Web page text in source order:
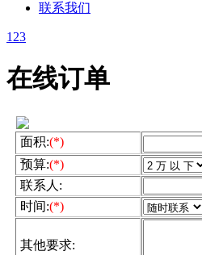
联系我们
1 23
在线订单
面积:(*)
预算:(*)
联系人:
时间:(*)
其他要求: